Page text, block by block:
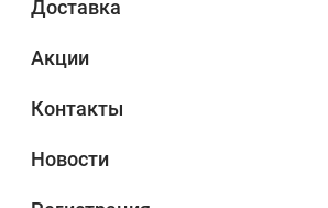
Доставка
Акции
Контакты
Новости